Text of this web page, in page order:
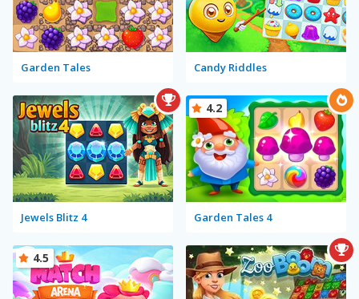
Garden Tales Candy Riddles
Jewels Blitz 4 Garden Tales 4
4.2
4.5